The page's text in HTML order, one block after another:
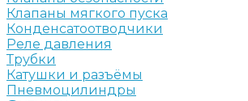
Клапаны мягкого пуска
Конденсатоотводчики
Реле давления
Трубки
Катушки и разъёмы
Пневмоцилиндры